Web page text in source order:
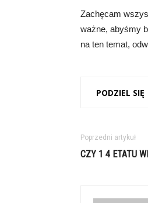
Zachęcam
ważne, abyśmy
na ten temat,
PODZIEL SIĘ
Poprzedni artykuł
CZY 1 4 ETATU